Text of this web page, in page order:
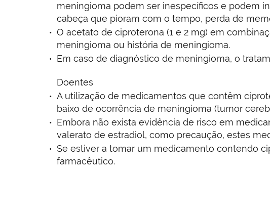
meningioma podem ser inespecíficos e podem
cabeça que pioram com o tempo, perda de
O acetato de ciproterona (1 e 2 mg) em
meningioma ou história de meningioma.
Em caso de diagnóstico de meningioma, o
Doentes
A utilização de medicamentos que contêm
baixo de ocorrência de meningioma (tumor
Embora não exista evidência de risco em
valerato de estradiol, como precaução, estes
Se estiver a tomar um medicamento contendo
farmacêutico.